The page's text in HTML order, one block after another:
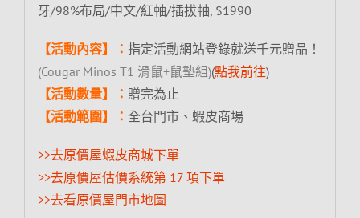
牙/98%布局/中文/紅軸/插拔軸, $1990
【活動內容】： 指定活動網站登錄就送千元贈品！
(Cougar Minos T1 滑鼠+鼠墊組)(點我前往)
【活動數量】： 贈完為止
【活動範圍】： 全台門市、蝦皮商場
>>去原價屋蝦皮商城下單
>>去原價屋估價系統第 17 項下單
>>去看原價屋門市地圖